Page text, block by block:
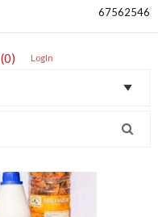
67562546
(0) LogIn